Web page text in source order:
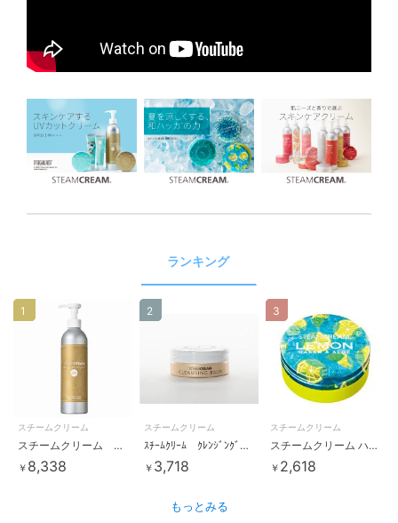
ランキング
スチームクリーム
スチームクリーム UVプロテクション33ボトル 300g
￥ 8,338
1
スチームクリーム
ｽﾁｰﾑｸﾘｰﾑ ｸﾚﾝｼﾞﾝｸﾞﾊﾞｰﾑ2023
￥ 3,718
2
スチームクリーム
スチームクリーム ハッカ＆アロエ レモン
￥ 2,618
3
もっとみる